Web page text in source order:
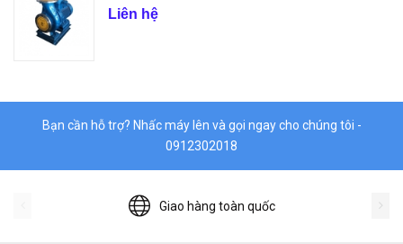
Liên hệ
Bạn cần hỗ trợ? Nhấc máy lên và gọi ngay cho chúng tôi -
0912302018
Giao hàng toàn quốc